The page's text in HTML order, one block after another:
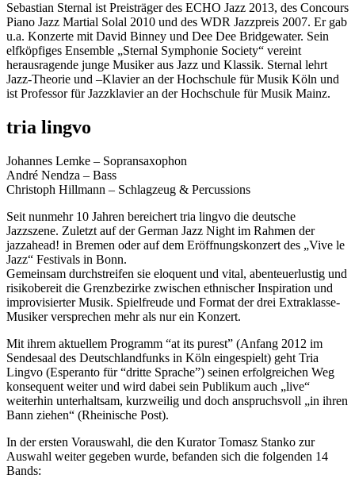
Sebastian Sternal ist Preisträger des ECHO Jazz 2013, des Concours
Piano Jazz Martial Solal 2010 und des WDR Jazzpreis 2007. Er gab
u.a. Konzerte mit David Binney und Dee Dee Bridgewater. Sein
elfköpfiges Ensemble „Sternal Symphonie Society“ vereint
herausragende junge Musiker aus Jazz und Klassik. Sternal lehrt
Jazz-Theorie und –Klavier an der Hochschule für Musik Köln und
ist Professor für Jazzklavier an der Hochschule für Musik Mainz.
tria lingvo
Johannes Lemke – Sopransaxophon
André Nendza – Bass
Christoph Hillmann – Schlagzeug & Percussions
Seit nunmehr 10 Jahren bereichert tria lingvo die deutsche
Jazzszene. Zuletzt auf der German Jazz Night im Rahmen der
jazzahead! in Bremen oder auf dem Eröffnungskonzert des „Vive le
Jazz“ Festivals in Bonn.
Gemeinsam durchstreifen sie eloquent und vital, abenteuerlustig und
risikobereit die Grenzbezirke zwischen ethnischer Inspiration und
improvisierter Musik. Spielfreude und Format der drei Extraklasse-
Musiker versprechen mehr als nur ein Konzert.
Mit ihrem aktuellem Programm “at its purest” (Anfang 2012 im
Sendesaal des Deutschlandfunks in Köln eingespielt) geht Tria
Lingvo (Esperanto für “dritte Sprache”) seinen erfolgreichen Weg
konsequent weiter und wird dabei sein Publikum auch „live“
weiterhin unterhaltsam, kurzweilig und doch anspruchsvoll „in ihren
Bann ziehen“ (Rheinische Post).
In der ersten Vorauswahl, die den Kurator Tomasz Stanko zur
Auswahl weiter gegeben wurde, befanden sich die folgenden 14
Bands: